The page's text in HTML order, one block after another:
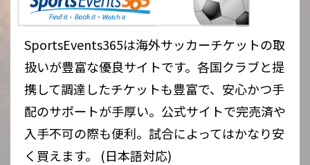
SportsEvents365は海外サッカーチケットの取
扱いが豊富な優良サイトです。各国クラブと提
携して調達したチケットも豊富で、安心かつ手
配のサポートが手厚い。公式サイトで完売済や
入手不可の際も便利。試合によってはかなり安
く買えます。 (日本語対応)